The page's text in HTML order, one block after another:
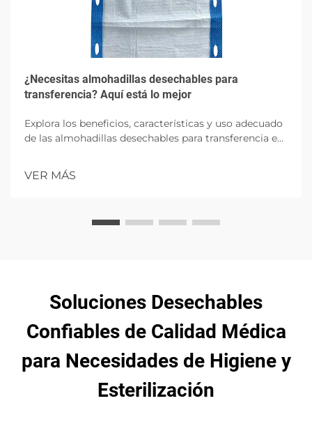
¿Necesitas almohadillas desechables para
transferencia? Aquí está lo mejor
Explora los beneficios, características y uso adecuado
de las almohadillas desechables para transferencia en
la comodidad del paciente y el control de infecciones
con opciones de alta absorción.
VER MÁS
Soluciones Desechables
Confiables de Calidad Médica
para Necesidades de Higiene y
Esterilización